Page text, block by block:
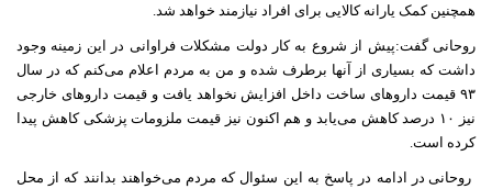
همچنین کمک یارانه کالایی برای افراد نیازمند خواهد شد.
روحانی گفت:پیش از شروع به کار دولت مشکلات فراوانی در این زمینه وجود
داشت که بسیاری از آنها برطرف شده و من به مردم اعلام می‌کنم که در سال
۹۳ قیمت داروهای ساخت داخل افزایش نخواهد یافت و قیمت داروهای خارجی
نیز ۱۰ درصد کاهش می‌یابد و هم اکنون نیز قیمت ملزومات پزشکی کاهش پیدا
کرده است.
روحانی در ادامه در پاسخ به این سئوال که مردم می‌خواهند بدانند که از محل